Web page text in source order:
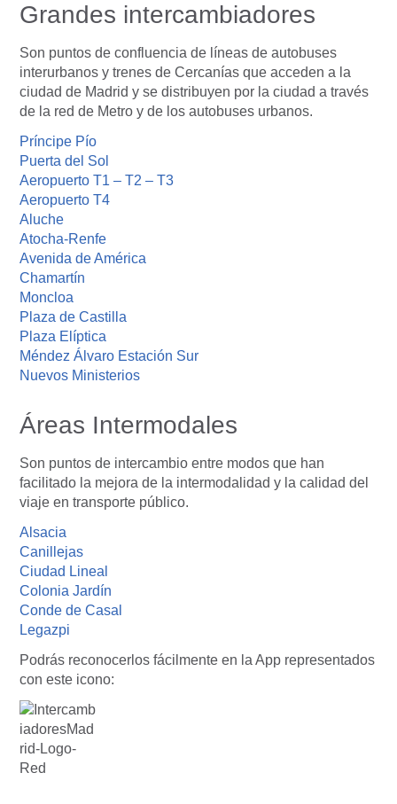
Grandes intercambiadores
Son puntos de confluencia de líneas de autobuses
interurbanos y trenes de Cercanías que acceden a la
ciudad de Madrid y se distribuyen por la ciudad a través
de la red de Metro y de los autobuses urbanos.
Príncipe Pío
Puerta del Sol
Aeropuerto T1 – T2 – T3
Aeropuerto T4
Aluche
Atocha-Renfe
Avenida de América
Chamartín
Moncloa
Plaza de Castilla
Plaza Elíptica
Méndez Álvaro Estación Sur
Nuevos Ministerios
Áreas Intermodales
Son puntos de intercambio entre modos que han
facilitado la mejora de la intermodalidad y la calidad del
viaje en transporte público.
Alsacia
Canillejas
Ciudad Lineal
Colonia Jardín
Conde de Casal
Legazpi
Podrás reconocerlos fácilmente en la App representados
con este icono: